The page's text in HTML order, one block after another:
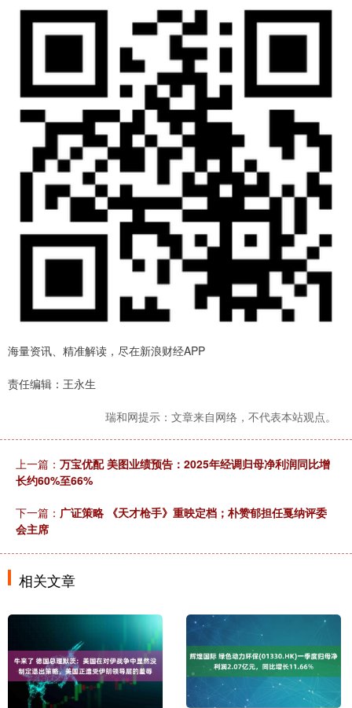
海量资讯、精准解读，尽在新浪财经APP
责任编辑：王永生
瑞和网提示：文章来自网络，不代表本站观点。
上一篇： 万宝优配 美图业绩预告：2025年经调归母净利润同比增
长约60%至66%
下一篇： 广证策略 《天才枪手》重映定档；朴赞郁担任戛纳评委
会主席
相关文章